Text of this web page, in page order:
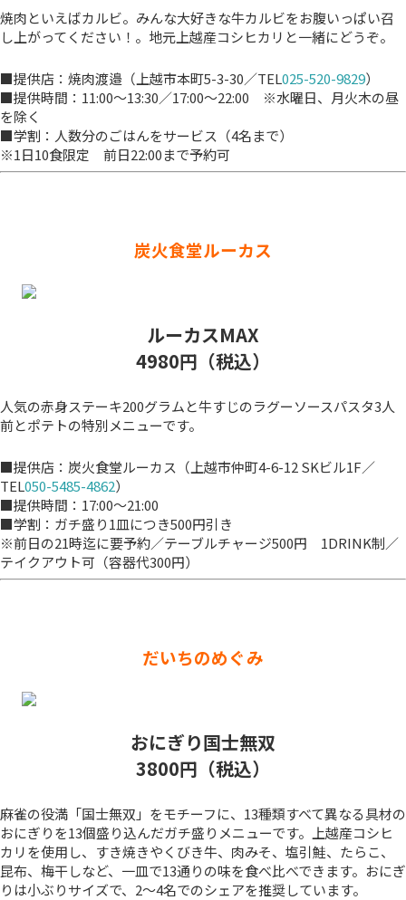
焼肉といえばカルビ。みんな大好きな牛カルビをお腹いっぱい召
し上がってください！。地元上越産コシヒカリと一緒にどうぞ。
■提供店：焼肉渡邉（上越市本町5-3-30／TEL025-520-9829）
■提供時間：11:00～13:30／17:00～22:00 ※水曜日、月火木の昼
を除く
■学割：人数分のごはんをサービス（4名まで）
※1日10食限定 前日22:00まで予約可
炭火食堂ルーカス
ルーカスMAX
4980円（税込）
人気の赤身ステーキ200グラムと牛すじのラグーソースパスタ3人
前とポテトの特別メニューです。
■提供店：炭火食堂ルーカス（上越市仲町4-6-12 SKビル1F／
TEL050-5485-4862）
■提供時間：17:00～21:00
■学割：ガチ盛り1皿につき500円引き
※前日の21時迄に要予約／テーブルチャージ500円 1DRINK制／
テイクアウト可（容器代300円）
だいちのめぐみ
おにぎり国士無双
3800円（税込）
麻雀の役満「国士無双」をモチーフに、13種類すべて異なる具材の
おにぎりを13個盛り込んだガチ盛りメニューです。上越産コシヒ
カリを使用し、すき焼きやくびき牛、肉みそ、塩引鮭、たらこ、
昆布、梅干しなど、一皿で13通りの味を食べ比べできます。おにぎ
りは小ぶりサイズで、2〜4名でのシェアを推奨しています。